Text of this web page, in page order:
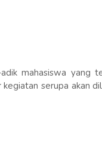
mahasiswa yang
serupa akan